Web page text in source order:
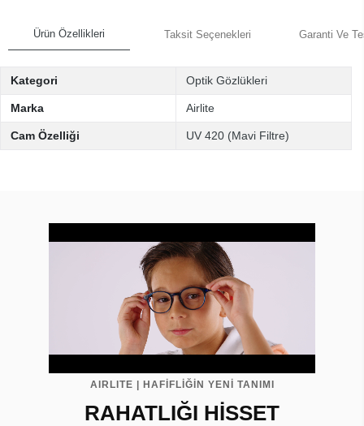
Ürün Özellikleri Taksit Seçenekleri Garanti Ve
Kategori Optik Gözlükleri
Marka Airlite
Cam Özelliği UV 420 (Mavi Filtre)
AIRLITE | HAFİFLİĞİN YENİ TANIMI
RAHATLIĞI HİSSET